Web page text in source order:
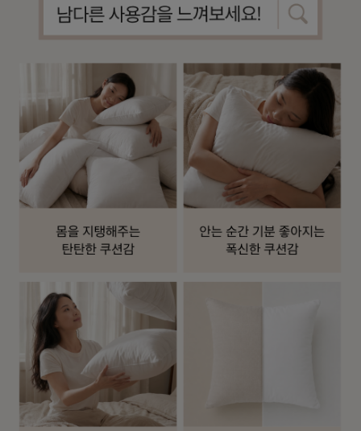
있어요